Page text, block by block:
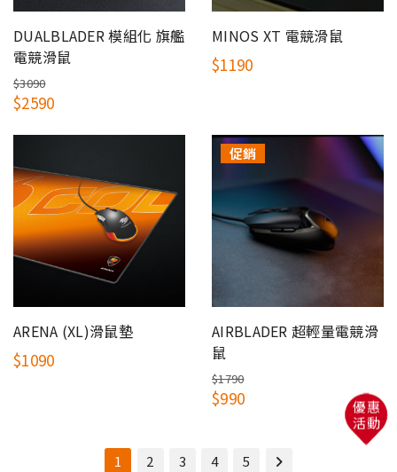
DUALBLADER 模組化 旗艦
電競滑鼠
$3090
$2590
MINOS XT 電競滑鼠
$1190
ARENA (XL)滑鼠墊
$1090
促銷
AIRBLADER 超輕量電競滑
鼠
$1790
$990
1 2 3 4 5
優惠
活動